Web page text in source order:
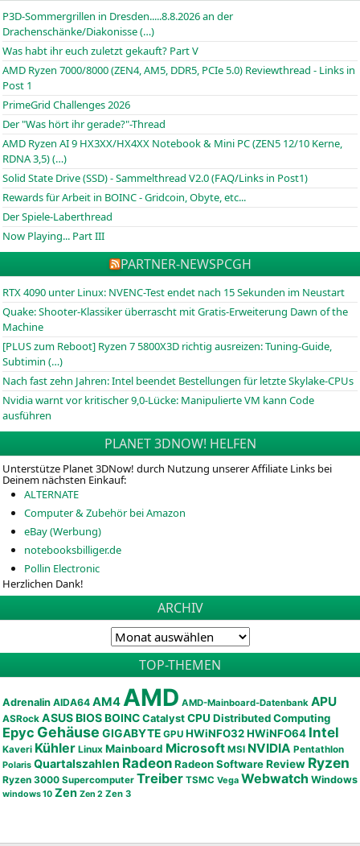
P3D-Sommergrillen in Dresden.....8.8.2026 an der
Drachenschänke/Diakonisse (…)
Was habt ihr euch zuletzt gekauft? Part V
AMD Ryzen 7000/8000 (ZEN4, AM5, DDR5, PCIe 5.0) Reviewthread - Links in
Post 1
PrimeGrid Challenges 2026
Der "Was hört ihr gerade?"-Thread
AMD Ryzen AI 9 HX3XX/HX4XX Notebook & Mini PC (ZEN5 12/10 Kerne,
RDNA 3,5) (…)
Solid State Drive (SSD) - Sammelthread V2.0 (FAQ/Links in Post1)
Rewards für Arbeit in BOINC - Gridcoin, Obyte, etc...
Der Spiele-Laberthread
Now Playing... Part III
PARTNER-NEWSPCGH
RTX 4090 unter Linux: NVENC-Test endet nach 15 Sekunden im Neustart
Quake: Shooter-Klassiker überrascht mit Gratis-Erweiterung Dawn of the
Machine
[PLUS zum Reboot] Ryzen 7 5800X3D richtig ausreizen: Tuning-Guide,
Subtimin (…)
Nach fast zehn Jahren: Intel beendet Bestellungen für letzte Skylake-CPUs
Nvidia warnt vor kritischer 9,0-Lücke: Manipulierte VM kann Code
ausführen
PLANET 3DNOW! HELFEN
Unterstütze Planet 3DNow! durch Nutzung unserer Affiliate Links bei
Deinem nächsten Einkauf:
ALTERNATE
Computer & Zubehör bei Amazon
eBay (Werbung)
notebooksbilliger.de
Pollin Electronic
Herzlichen Dank!
ARCHIV
TOP-THEMEN
Adrenalin AIDA64 AM4AMD AMD-Mainboard-Datenbank APU
ASRock ASUSBIOSBOINC Catalyst CPU Distributed Computing
Epyc Gehäuse GIGABYTE GPU HWiNFO32HWiNFO64 Intel
Kaveri Kühler Linux Mainboard Microsoft MSI NVIDIA Pentathlon
Polaris Quartalszahlen RadeonRadeon SoftwareReview Ryzen
Ryzen 3000 Supercomputer Treiber TSMC Vega Webwatch Windows
windows 10 Zen Zen 2 Zen 3